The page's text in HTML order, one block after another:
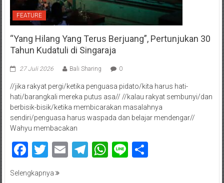
FEATURE
“Yang Hilang Yang Terus Berjuang”, Pertunjukan 30
Tahun Kudatuli di Singaraja
27 Juli 2026 Bali Sharing 0
//jika rakyat pergi/ketika penguasa pidato/kita harus hati-
hati/barangkali mereka putus asa// //kalau rakyat sembunyi/dan
berbisik-bisik/ketika membicarakan masalahnya
sendiri/penguasa harus waspada dan belajar mendengar//
Wahyu membacakan
Facebook
Twitter
EmailTelegram
WhatsApp
LineShare
Selengkapnya